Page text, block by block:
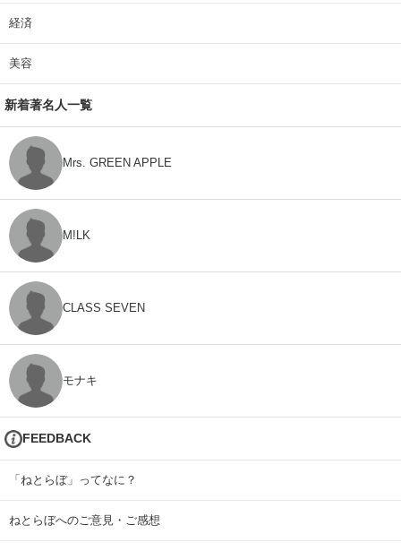
経済
美容
新着著名人一覧
Mrs. GREEN APPLE
M!LK
CLASS SEVEN
モナキ
FEEDBACK
「ねとらぼ」ってなに？
ねとらぼへのご意見・ご感想